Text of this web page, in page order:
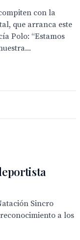
con la
que arranca este
Polo: “Estamos
Sincro
a los